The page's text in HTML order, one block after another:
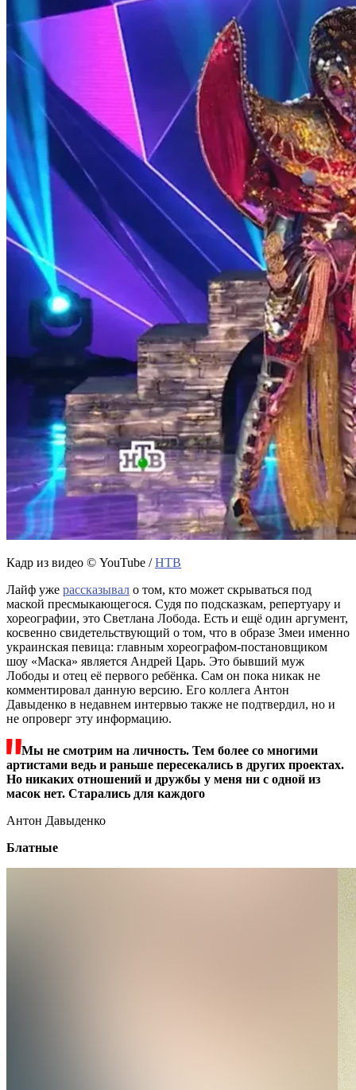
Кадр из видео © YouTube /НТВ
Лайф уже рассказывал о том, кто может скрываться под
маской пресмыкающегося. Судя по подсказкам, репертуару и
хореографии, это Светлана Лобода. Есть и ещё один аргумент,
косвенно свидетельствующий о том, что в образе Змеи именно
украинская певица: главным хореографом-постановщиком
шоу «Маска» является Андрей Царь. Это бывший муж
Лободы и отец её первого ребёнка. Сам он пока никак не
комментировал данную версию. Его коллега Антон
Давыденко в недавнем интервью также не подтвердил, но и
не опроверг эту информацию.
Мы не смотрим на личность. Тем более со многими
артистами ведь и раньше пересекались в других проектах.
Но никаких отношений и дружбы у меня ни с одной из
масок нет. Старались для каждого
Антон Давыденко
Блатные